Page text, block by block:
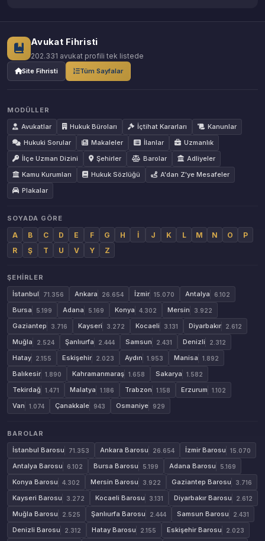
Avukat Fihristi
202.331 avukat profili tek listede
Site Fihristi Tüm Sayfalar
MODÜLLER
Avukatlar
Hukuk Büroları İçtihat Kararları
Kanunlar
Hukuki Sorular
Makaleler İlanlar
Uzmanlık
İlçe Uzman Dizini
Şehirler Barolar
Adliyeler
Kamu Kurumları
Hukuk Sözlüğü
A'dan Z'ye Mesafeler
Plakalar
SOYADA GÖRE
A B C D E F G H İ J K L M N O
P
R
Ş T U V Y Z
ŞEHIRLER
İstanbul
71.356 Ankara 26.654 İzmir 15.070 Antalya 6.102
Bursa 5.199 Adana 5.169 Konya 4.302 Mersin 3.922
Gaziantep 3.716 Kayseri 3.272 Kocaeli 3.131 Diyarbakır 2.612
Muğla 2.524 Şanlıurfa 2.444 Samsun 2.431 Denizli 2.312
Hatay 2.155 Eskişehir 2.023 Aydın 1.953 Manisa 1.892
Balıkesir 1.890 Kahramanmaraş 1.658 Sakarya 1.582
Tekirdağ 1.471 Malatya 1.186 Trabzon 1.158 Erzurum 1.102
Van 1.074 Çanakkale 943 Osmaniye 929
BAROLAR
İstanbul Barosu
71.353 Ankara Barosu 26.654 İzmir Barosu 15.070
Antalya Barosu 6.102 Bursa Barosu 5.199 Adana Barosu 5.169
Konya Barosu 4.302 Mersin Barosu 3.922 Gaziantep Barosu 3.716
Kayseri Barosu 3.272 Kocaeli Barosu 3.131 Diyarbakır Barosu 2.612
Muğla Barosu 2.525 Şanlıurfa Barosu 2.444 Samsun Barosu 2.431
Denizli Barosu 2.312 Hatay Barosu 2.155 Eskişehir Barosu 2.023